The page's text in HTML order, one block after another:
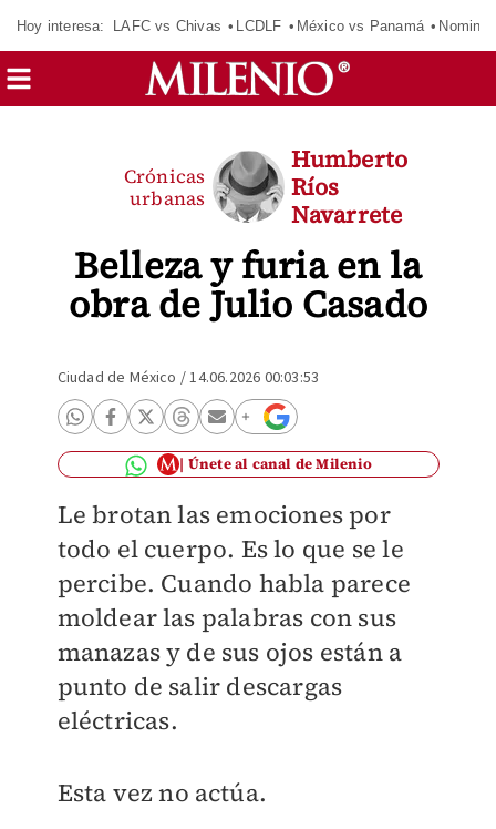
Hoy interesa: LAFC vs Chivas LCDLF México vs Panamá
Belleza y furia en la
obra de Julio Casado
Crónicas
urbanas
Humberto
Ríos
Navarrete
Ciudad de México /14.06.2026 00:03:53
Únete al canal de Milenio
Le brotan las emociones por
todo el cuerpo. Es lo que se le
percibe. Cuando habla parece
moldear las palabras con sus
manazas y de sus ojos están a
punto de salir descargas
eléctricas.
Esta vez no actúa.